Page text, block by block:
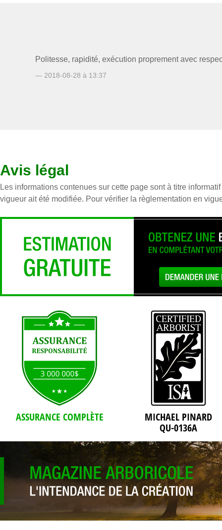
Politesse, rapidité, exécution proprement avec
— 2018-08-28 à 13:37
Avis légal
Les informations contenues sur cette page sont à titre
vigueur ait été modifiée. Pour vérifier la règlementation en
ASSURANCE COMPLÈTE
MICHAEL PINARD
QU-0136A